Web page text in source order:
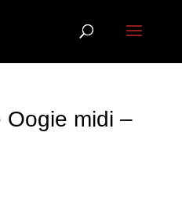
Oogie midi –